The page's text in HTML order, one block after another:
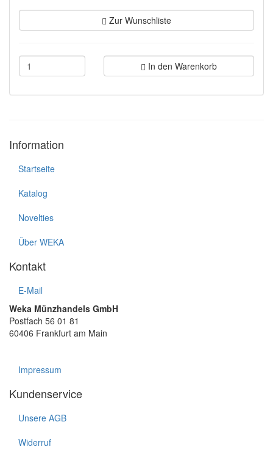
Zur Wunschliste
In den Warenkorb
Information
Startseite
Katalog
Novelties
Über WEKA
Kontakt
E-Mail
Weka Münzhandels GmbH
Postfach 56 01 81
60406 Frankfurt am Main
Impressum
Kundenservice
Unsere AGB
Widerruf